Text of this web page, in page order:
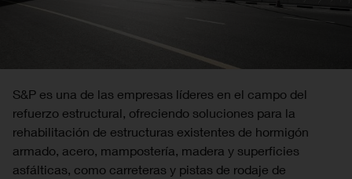
S&P es una de las empresas líderes en el campo del
refuerzo estructural, ofreciendo soluciones para la
rehabilitación de estructuras existentes de hormigón
armado, acero, mampostería, madera y superficies
asfálticas, como carreteras y pistas de rodaje de